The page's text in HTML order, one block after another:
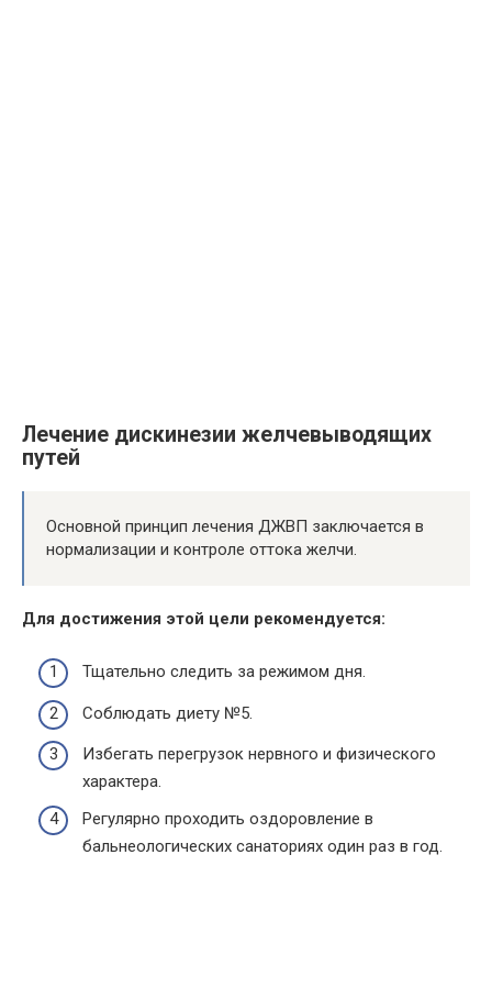
Лечение дискинезии желчевыводящих
путей
Основной принцип лечения ДЖВП заключается в
нормализации и контроле оттока желчи.
Для достижения этой цели рекомендуется:
Тщательно следить за режимом дня.
Соблюдать диету №5.
Избегать перегрузок нервного и физического
характера.
Регулярно проходить оздоровление в
бальнеологических санаториях один раз в год.